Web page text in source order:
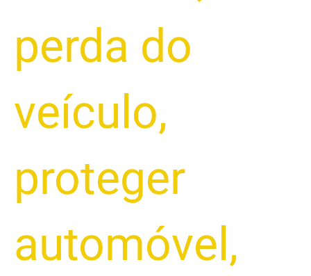
perda do
veículo,
proteger
automóvel ,